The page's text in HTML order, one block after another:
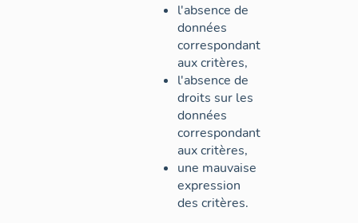
l'absence de
données
correspondant
aux critères,
l'absence de
droits sur les
données
correspondant
aux critères,
une mauvaise
expression
des critères.